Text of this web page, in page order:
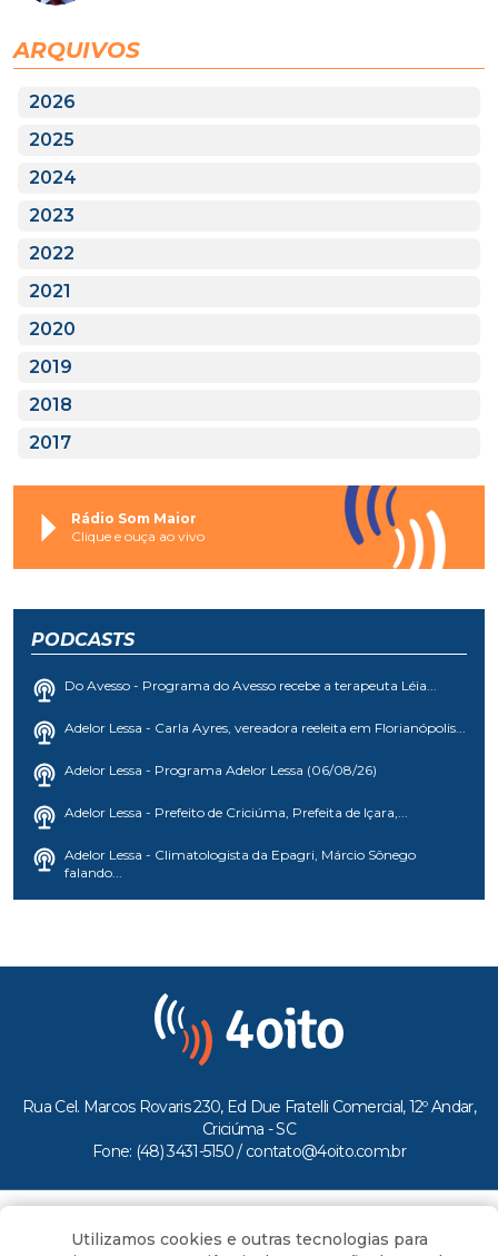
ARQUIVOS
2026
2025
2024
2023
2022
2021
2020
2019
2018
2017
Rádio Som Maior
Clique e ouça ao vivo
PODCASTS
Do Avesso - Programa do Avesso recebe a terapeuta Léia...
Adelor Lessa - Carla Ayres, vereadora reeleita em Florianópolis...
Adelor Lessa - Programa Adelor Lessa (06/08/26)
Adelor Lessa - Prefeito de Criciúma, Prefeita de Içara,...
Adelor Lessa - Climatologista da Epagri, Márcio Sônego
falando...
Rua Cel. Marcos Rovaris 230, Ed Due Fratelli Comercial, 12º Andar,
Criciúma - SC
Fone: (48) 3431-5150 / contato@4oito.com.br
Todos os direitos reservados ao Portal 4oito
Utilizamos cookies e outras tecnologias para